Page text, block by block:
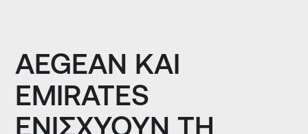
AEGEAN ΚΑΙ
EMIRATES
ΕΝΙΣΧΎΟΥΝ ΤΗ